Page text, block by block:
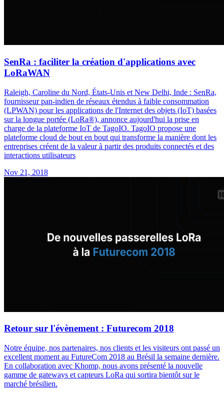
SenRa : faciliter la création d'applications avec
LoRaWAN
Raleigh, Caroline du Nord, États-Unis et New Delhi, Inde : SenRa,
fournisseur pan-indien de réseaux étendus à faible consommation
(LPWAN) pour les applications de l'Internet des objets (IoT) basées
sur la longue portée (LoRa®), annonce aujourd'hui la prise en
charge de la plateforme IoT de TagoIO. TagoIO propose une
plateforme cloud de bout en bout qui transforme la manière dont les
entreprises créent de la valeur à partir des produits connectés et des
interactions utilisateurs
Nov 21, 2018
Retour sur l'évènement : Futurecom 2018
Notre équipe, nos partenaires, nos clients et les visiteurs ont passé un
excellent moment au FutureCom 2018 au Brésil la semaine dernière.
En collaboration avec Khomp, nous avons présenté la nouvelle
gamme de gateways et capteurs LoRa qui sortira bientôt sur le
marché brésilien.